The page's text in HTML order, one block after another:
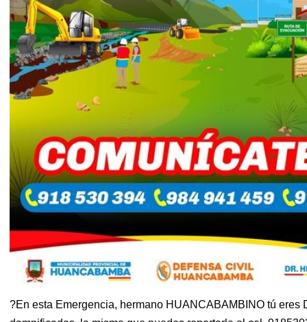
?En esta Emergencia, hermano HUANCABAMBINO tú